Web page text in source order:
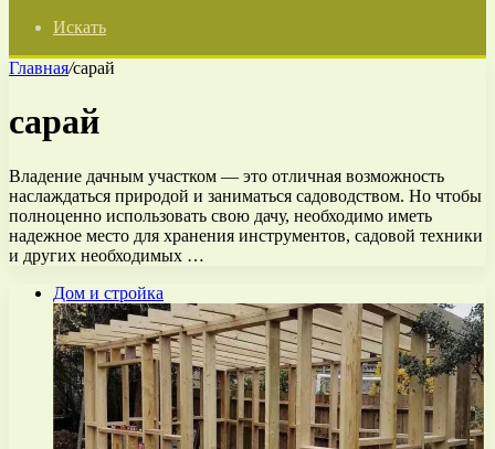
Искать
Главная/сарай
сарай
Владение дачным участком — это отличная возможность
наслаждаться природой и заниматься садоводством. Но чтобы
полноценно использовать свою дачу, необходимо иметь
надежное место для хранения инструментов, садовой техники
и других необходимых …
Дом и стройка